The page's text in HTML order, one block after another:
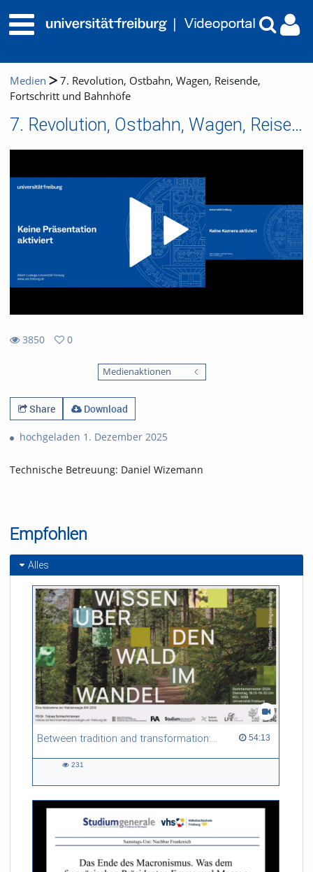
Medien
7. Revolution, Ostbahn, Wagen, Reisende,
Fortschritt und Bahnhöfe
7. Revolution, Ostbahn, Wagen, Reisende, Fortschritt und Bahnhöfe
3850
0
Medienaktionen
Share Download
hochgeladen 1. Dezember 2025
Technische Betreuung: Daniel Wizemann
Empfohlen
Alles
Between tradition and transformation: how owners, advisers and institutions co-create knowledge for resilient forests in Europe 54:13
54:13 duration
231